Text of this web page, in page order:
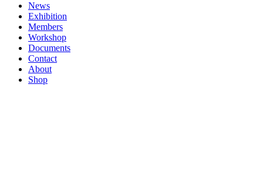
News
Exhibition
Members
Workshop
Documents
Contact
About
Shop